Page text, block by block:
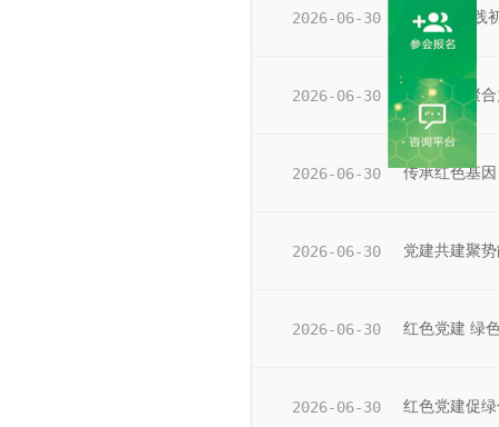
2026-06-30 “党建引领
2026-06-30 党建引领聚
2026-06-30 传承红色基
2026-06-30 党建共建聚
2026-06-30 红色党建 绿
2026-06-30 红色党建促